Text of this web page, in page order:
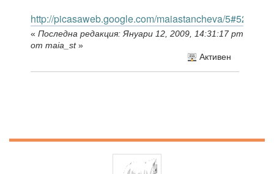
http://picasaweb.google.com/maiastancheva/
« Последна редакция: Януари 12, 2009, 14:31:17 pm
от maia_st»
Активен